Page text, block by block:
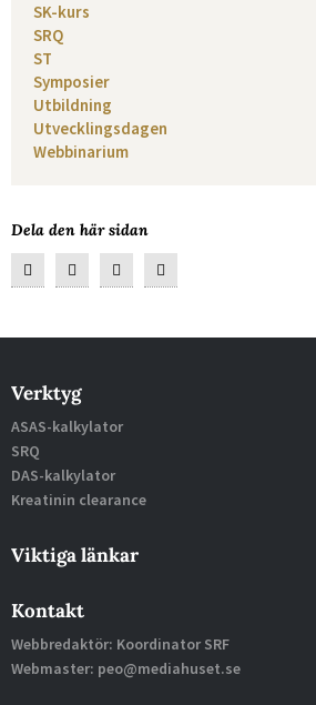
SK-kurs
SRQ
ST
Symposier
Utbildning
Utvecklingsdagen
Webbinarium
Dela den här sidan
Verktyg
ASAS-kalkylator
SRQ
DAS-kalkylator
Kreatinin clearance
Viktiga länkar
Kontakt
Webbredaktör: Koordinator SRF
Webmaster: peo@mediahuset.se